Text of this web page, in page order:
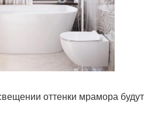
оттенки мрамора будут